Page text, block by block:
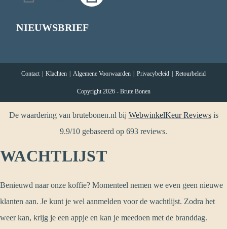
NIEUWSBRIEF
Contact Klachten Algemene Voorwaarden Privacybeleid Retourbeleid
Copyright 2026 - Brute Bonen
De waardering van brutebonen.nl bij WebwinkelKeur Reviewsis
9.9/10 gebaseerd op 693 reviews.
WACHTLIJST
Benieuwd naar onze koffie? Momenteel nemen we even geen nieuwe
klanten aan. Je kunt je wel aanmelden voor de wachtlijst. Zodra het
weer kan, krijg je een appje en kan je meedoen met de branddag.